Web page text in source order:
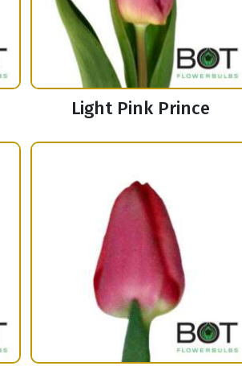
Light Pink Prince